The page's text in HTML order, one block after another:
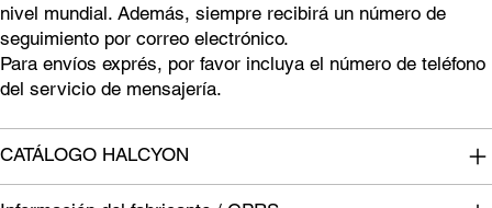
nivel mundial. Además, siempre recibirá un número de
seguimiento por correo electrónico.
Para envíos exprés, por favor incluya el número de teléfono
del servicio de mensajería.
CATÁLOGO HALCYON